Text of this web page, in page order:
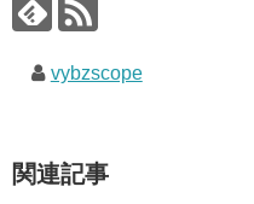
vybzscope
関連記事